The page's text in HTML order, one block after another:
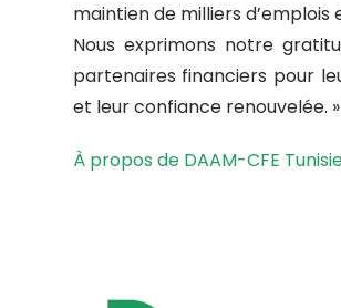
maintien de milliers d’emplois
Nous exprimons notre
partenaires financiers pour
et leur confiance renouvelée. »
À propos de DAAM-CFE